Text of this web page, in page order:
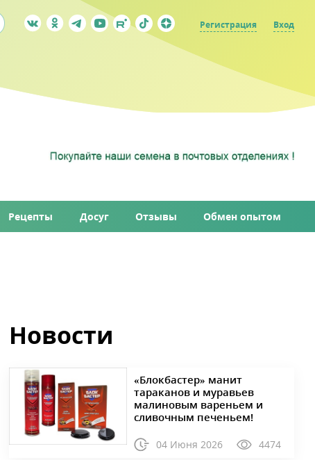
Регистрация Вход
Рецепты Досуг Отзывы Обмен опытом
Новости
«Блокбастер» манит
тараканов и муравьев
малиновым вареньем и
сливочным печеньем!
04 Июня 2026 4474